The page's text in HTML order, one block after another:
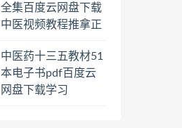
网盘下载学习
全集百度云网盘下载
中医视频教程推拿正
经络脉诊面诊舌诊手
诊私密终身会员百度
网盘共享群
中医药十三五教材51
本电子书pdf百度云
网盘下载学习